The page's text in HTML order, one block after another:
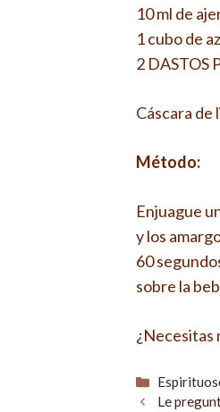
10 ml de
1 cubo de
2 DASTOS
Cáscara de
Método:
Enjuague
y los
60
sobre la
¿Necesitas
Le